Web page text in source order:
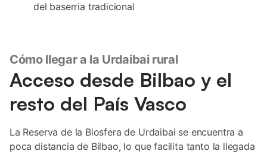
del baserria tradicional
Cómo llegar a la Urdaibai rural
Acceso desde Bilbao y el
resto del País Vasco
La Reserva de la Biosfera de Urdaibai se encuentra a
poca distancia de Bilbao, lo que facilita tanto la llegada